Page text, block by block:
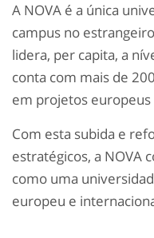
A NOVA é a única
campus no
lidera, per capita, a
conta com mais de
em projetos
Com esta subida e
estratégicos, a NOVA
como uma
europeu e